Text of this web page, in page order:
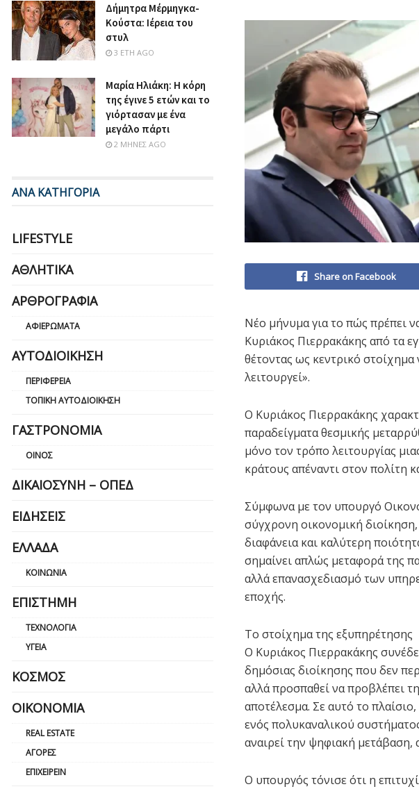
Share on Facebook
Νέο μήνυμα για το πώς πρέπει
Κυριάκος Πιερρακάκης από τα
θέτοντας ως κεντρικό
λειτουργεί».
Ο Κυριάκος Πιερρακάκης
παραδείγματα θεσμικής
μόνο τον τρόπο λειτουργίας
κράτους απέναντι στον πολίτη
Σύμφωνα με τον υπουργό
σύγχρονη οικονομική
διαφάνεια και καλύτερη
σημαίνει απλώς μεταφορά της
αλλά επανασχεδιασμό των
εποχής.
Το στοίχημα της εξυπηρέτησης
Ο Κυριάκος Πιερρακάκης
δημόσιας διοίκησης που δεν
αλλά προσπαθεί να προβλέπει
αποτέλεσμα. Σε αυτό το
ενός πολυκαναλικού
αναιρεί την ψηφιακή
Ο υπουργός τόνισε ότι η
Δήμητρα Μέρμηγκα-
Κούστα: Ιέρεια του
στυλ
3 ΈΤΗ AGO
Μαρία Ηλιάκη: Η κόρη
της έγινε 5 ετών και το
γιόρτασαν με ένα
μεγάλο πάρτι
2 ΜΉΝΕΣ AGO
ΑΝΑ ΚΑΤΗΓΟΡΙΑ
LIFESTYLE
ΑΘΛΗΤΙΚΆ
ΑΡΘΡΟΓΡΑΦΊΑ
ΑΦΙΕΡΏΜΑΤΑ
ΑΥΤΟΔΙΟΊΚΗΣΗ
ΠΕΡΙΦΈΡΕΙΑ
ΤΟΠΙΚΉ ΑΥΤΟΔΙΟΊΚΗΣΗ
ΓΑΣΤΡΟΝΟΜΊΑ
ΟΊΝΟΣ
ΔΙΚΑΙΟΣΎΝΗ – ΟΠΕΔ
ΕΙΔΉΣΕΙΣ
ΕΛΛΆΔΑ
ΚΟΙΝΩΝΊΑ
ΕΠΙΣΤΉΜΗ
ΤΕΧΝΟΛΟΓΊΑ
ΥΓΕΊΑ
ΚΌΣΜΟΣ
ΟΙΚΟΝΟΜΊΑ
REAL ESTATE
ΑΓΟΡΈΣ
ΕΠΙΧΕΙΡΕΊΝ